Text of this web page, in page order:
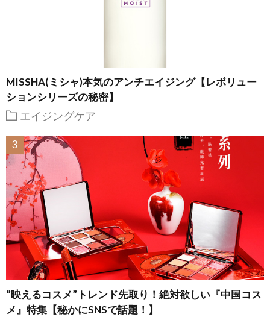
MISSHA(ミシャ)本気のアンチエイジング【レボリュー
ションシリーズの秘密】
エイジングケア
”映えるコスメ”トレンド先取り！絶対欲しい『中国コス
メ』特集【秘かにSNSで話題！】